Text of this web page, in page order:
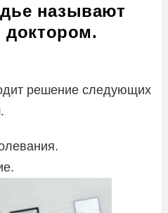
называют
решение следующих